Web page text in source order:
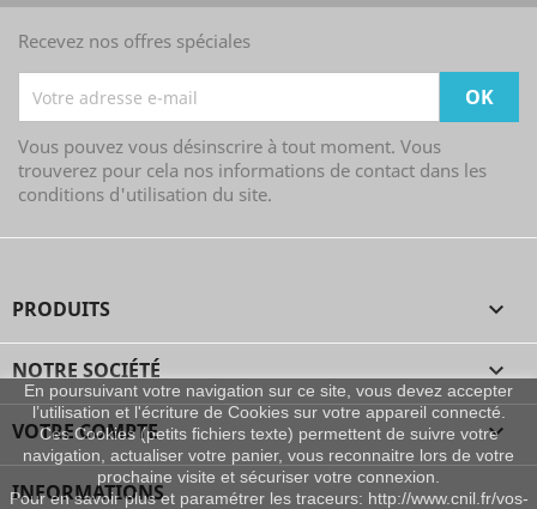
Recevez nos offres spéciales
Vous pouvez vous désinscrire à tout moment. Vous
trouverez pour cela nos informations de contact dans les
conditions d'utilisation du site.
PRODUITS 
NOTRE SOCIÉTÉ 
VOTRE COMPTE 
En poursuivant votre navigation sur ce site, vous devez accepter
l’utilisation et l'écriture de Cookies sur votre appareil connecté.
Ces Cookies (petits fichiers texte) permettent de suivre votre
navigation, actualiser votre panier, vous reconnaitre lors de votre
prochaine visite et sécuriser votre connexion.
Pour en savoir plus et paramétrer les traceurs: http://www.cnil.fr/vos-
INFORMATIONS